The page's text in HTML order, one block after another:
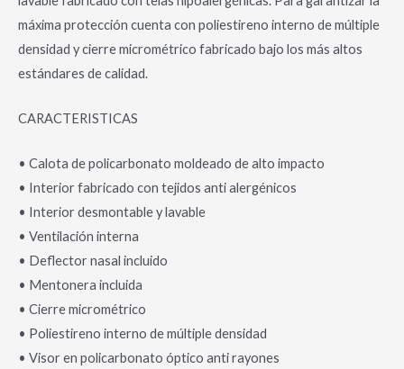
máxima protección cuenta con poliestireno interno de múltiple
densidad y cierre micrométrico fabricado bajo los más altos
estándares de calidad.
CARACTERISTICAS
• Calota de policarbonato moldeado de alto impacto
• Interior fabricado con tejidos anti alergénicos
• Interior desmontable y lavable
• Ventilación interna
• Deflector nasal incluido
• Mentonera incluida
• Cierre micrométrico
• Poliestireno interno de múltiple densidad
• Visor en policarbonato óptico anti rayones